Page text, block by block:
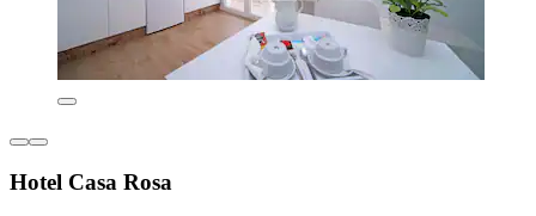
Hotel Casa Rosa